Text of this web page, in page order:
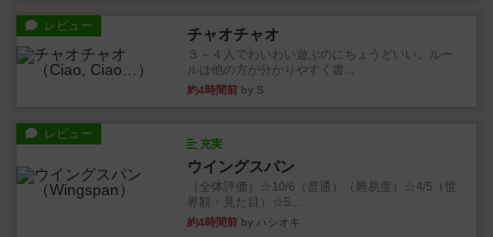
レビュー チャオチャオ
３～４人でわいわい遊ぶのにちょうどいい。ルー
ルは他の方が分かりやすく書...
約4時間前 by S
レビュー
充実
ウイングスパン
（全体評価）☆10/6（普通）（難易度）☆4/5（世
界観・見た目）☆5...
約4時間前 by ハシオキ